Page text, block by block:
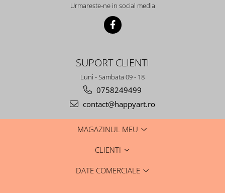
Urmareste-ne in social media
SUPORT CLIENTI
Luni - Sambata 09 - 18
0758249499
contact@happyart.ro
MAGAZINUL MEU
CLIENTI
DATE COMERCIALE